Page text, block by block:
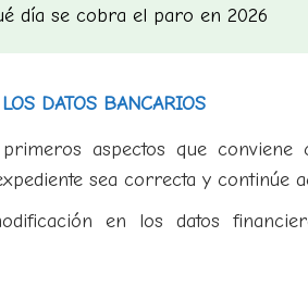
día se cobra el paro en 2026
DATOS BANCARIOS
aspectos que
sea correcta y continúe
en los datos